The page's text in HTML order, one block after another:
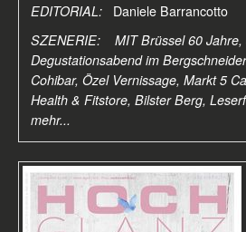
EDITORIAL:
Daniele Barrancotto
SZENERIE: MIT Brüssel 60 Jahre,
Degustationsabend im
Cohibar, Özel Vernissage, Markt 5
Health & Fitstore, Bilster Berg,
mehr...